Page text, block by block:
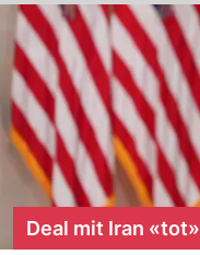
Deal mit Iran «tot»